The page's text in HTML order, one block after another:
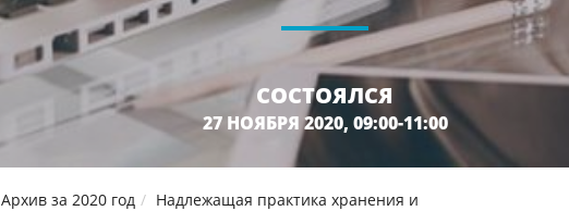
СОСТОЯЛСЯ
27 НОЯБРЯ 2020, 09:00-11:00
Архив за 2020 год
Надлежащая практика хранения и